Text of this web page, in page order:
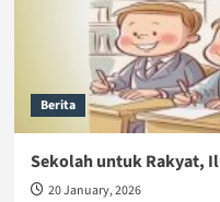
Berita
Sekolah untuk Rakyat,
20 January, 2026